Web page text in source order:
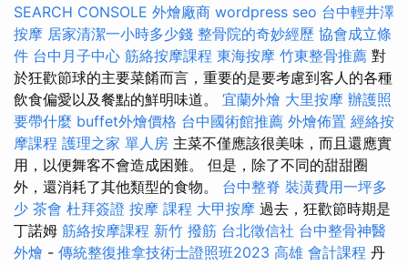
SEARCH CONSOLE 外燴廠商 wordpress seo 台中輕井澤
按摩 居家清潔一小時多少錢 整骨院的奇妙經歷 協會成立條
件 台中月子中心 筋絡按摩課程 東海按摩 竹東整骨推薦 對
於狂歡節球的主要菜餚而言，重要的是要考慮到客人的各種
飲食偏愛以及餐點的鮮明味道。 宜蘭外燴 大里按摩 辦護照
要帶什麼 buffet外燴價格 台中國術館推薦 外燴佈置 經絡按
摩課程 護理之家 單人房 主菜不僅應該很美味，而且還應實
用，以便舞客不會造成困難。 但是，除了不同的甜甜圈
外，還消耗了其他類型的食物。 台中整脊 裝潢費用一坪多
少 茶會 杜拜簽證 按摩 課程 大甲按摩 過去，狂歡節時期是
丁諾姆 筋絡按摩課程 新竹 撥筋 台北徵信社 台中整骨神醫
外燴 - 傳統整復推拿技術士證照班2023 高雄 會計課程 丹